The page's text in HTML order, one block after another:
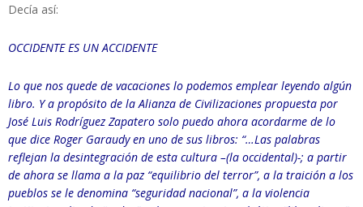
Decía así:
OCCIDENTE ES UN ACCIDENTE
Lo que nos quede de vacaciones lo podemos emplear leyendo algún
libro. Y a propósito de la Alianza de Civilizaciones propuesta por
José Luis Rodríguez Zapatero solo puedo ahora acordarme de lo
que dice Roger Garaudy en uno de sus libros: “…Las palabras
reflejan la desintegración de esta cultura –(la occidental)-; a partir
de ahora se llama a la paz “equilibrio del terror”, a la traición a los
pueblos se le denomina “seguridad nacional”, a la violencia